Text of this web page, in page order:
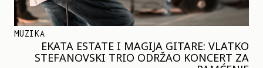
MUZIKA
EKATA ESTATE I MAGIJA GITARE: VLATKO
STEFANOVSKI TRIO ODRŽAO KONCERT ZA